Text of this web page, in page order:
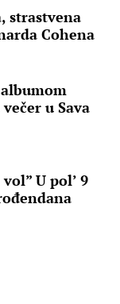
strastvena
Cohena
u Sava
U pol’ 9